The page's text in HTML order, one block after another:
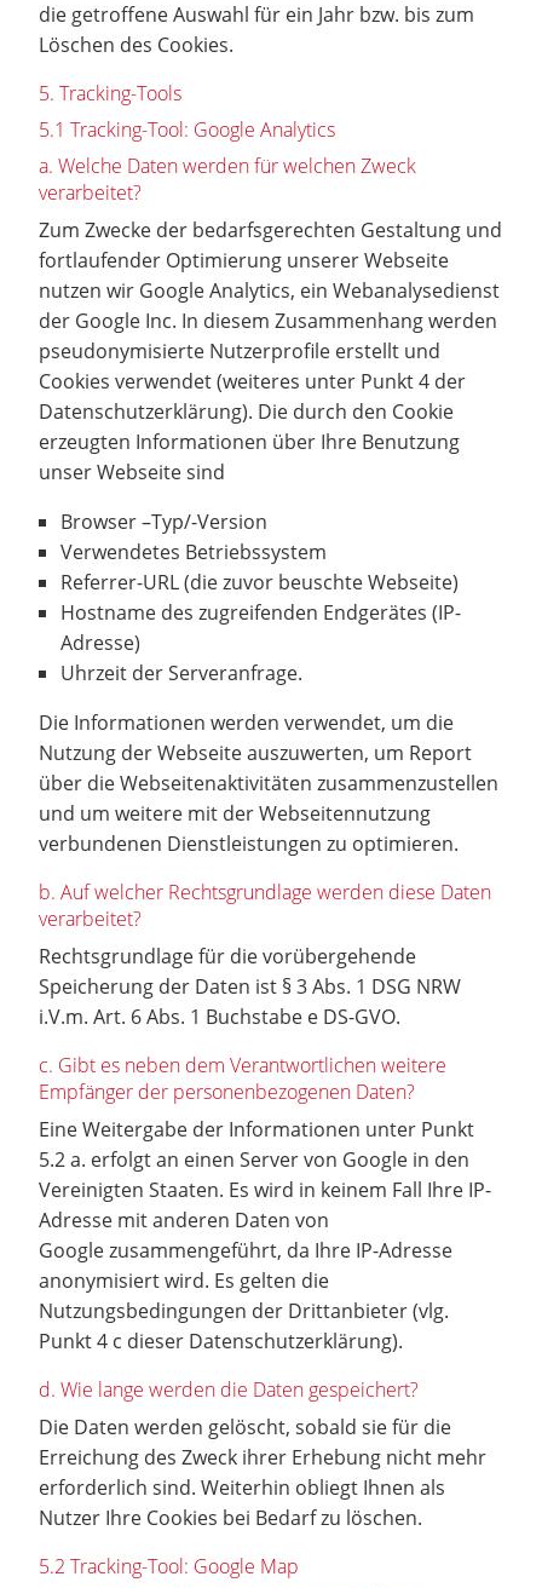
die getroffene Auswahl für ein Jahr bzw. bis zum
Löschen des Cookies.
5. Tracking-Tools
5.1 Tracking-Tool: Google Analytics
a. Welche Daten werden für welchen Zweck
verarbeitet?
Zum Zwecke der bedarfsgerechten Gestaltung und
fortlaufender Optimierung unserer Webseite
nutzen wir Google Analytics, ein Webanalysedienst
der Google Inc. In diesem Zusammenhang werden
pseudonymisierte Nutzerprofile erstellt und
Cookies verwendet (weiteres unter Punkt 4 der
Datenschutzerklärung). Die durch den Cookie
erzeugten Informationen über Ihre Benutzung
unser Webseite sind
Browser –Typ/-Version
Verwendetes Betriebssystem
Referrer-URL (die zuvor beuschte Webseite)
Hostname des zugreifenden Endgerätes (IP-
Adresse)
Uhrzeit der Serveranfrage.
Die Informationen werden verwendet, um die
Nutzung der Webseite auszuwerten, um Report
über die Webseitenaktivitäten zusammenzustellen
und um weitere mit der Webseitennutzung
verbundenen Dienstleistungen zu optimieren.
b. Auf welcher Rechtsgrundlage werden diese Daten
verarbeitet?
Rechtsgrundlage für die vorübergehende
Speicherung der Daten ist § 3 Abs. 1 DSG NRW
i.V.m. Art. 6 Abs. 1 Buchstabe e DS-GVO.
c. Gibt es neben dem Verantwortlichen weitere
Empfänger der personenbezogenen Daten?
Eine Weitergabe der Informationen unter Punkt
5.2 a. erfolgt an einen Server von Google in den
Vereinigten Staaten. Es wird in keinem Fall Ihre IP-
Adresse mit anderen Daten von
Google zusammengeführt, da Ihre IP-Adresse
anonymisiert wird. Es gelten die
Nutzungsbedingungen der Drittanbieter (vlg.
Punkt 4 c dieser Datenschutzerklärung).
d. Wie lange werden die Daten gespeichert?
Die Daten werden gelöscht, sobald sie für die
Erreichung des Zweck ihrer Erhebung nicht mehr
erforderlich sind. Weiterhin obliegt Ihnen als
Nutzer Ihre Cookies bei Bedarf zu löschen.
5.2 Tracking-Tool: Google Map